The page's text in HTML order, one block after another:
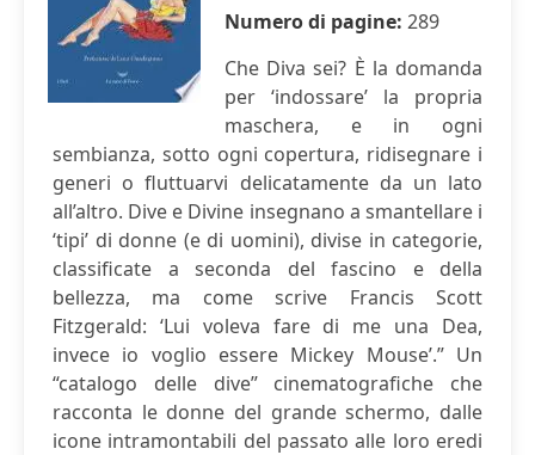
Numero di pagine: 289
Che Diva sei? È la domanda
per ‘indossare’ la propria
maschera, e in ogni
sembianza, sotto ogni copertura, ridisegnare i
generi o fluttuarvi delicatamente da un lato
all’altro. Dive e Divine insegnano a smantellare i
‘tipi’ di donne (e di uomini), divise in categorie,
classificate a seconda del fascino e della
bellezza, ma come scrive Francis Scott
Fitzgerald: ‘Lui voleva fare di me una Dea,
invece io voglio essere Mickey Mouse’.” Un
“catalogo delle dive” cinematografiche che
racconta le donne del grande schermo, dalle
icone intramontabili del passato alle loro eredi